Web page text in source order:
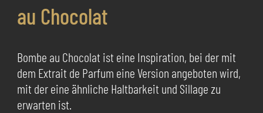
au Chocolat
Bombe au Chocolat ist eine Inspiration, bei der mit
dem Extrait de Parfum eine Version angeboten wird,
mit der eine ähnliche Haltbarkeit und Sillage zu
erwarten ist.